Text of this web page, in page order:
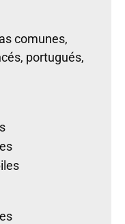
comunes,
portugués,